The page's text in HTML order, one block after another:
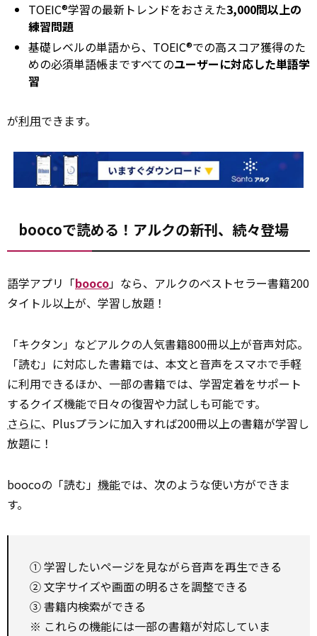
TOEIC®学習の最新トレンドをおさえた3,000問以上の
練習問題
基礎レベルの単語から、TOEIC®での高スコア獲得のた
めの必須単語帳まですべてのユーザーに対応した単語学
習
が利用できます。
boocoで読める！アルクの新刊、続々登場
語学アプリ「booco」なら、アルクのベストセラー書籍200
タイトル以上が、学習し放題！
「キクタン」などアルクの人気書籍800冊以上が音声対応。
「読む」に対応した書籍では、本文と音声をスマホで手軽
に利用できるほか、一部の書籍では、学習定着をサポート
するクイズ機能で日々の復習や力試しも可能です。
さらに、Plusプランに加入すれば200冊以上の書籍が学習し
放題に！
boocoの「読む」 機能では、次のような使い方ができま
す。
① 学習したいページを見ながら音声を再生できる
② 文字サイズや画面の明るさを調整できる
③ 書籍内検索ができる
※ これらの機能には一部の書籍が対応していま